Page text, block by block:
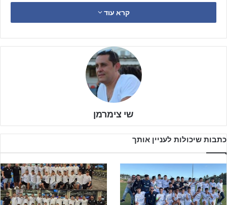
המדינה עונת 24-25.
לפרטים נוספים והרשמה – לחצו!!!
רמה"ש תתרכז בליגה, הפועל ב"ש חולמת גביע
שלושה ימים לאחר שהשתיים סיימו את משחקן בתיקו 1:1 במסגרת
גמר גביע המדינה.
אחרי קצת פחות מעשרים דקות של משחק יציאה נהדרת שלנועם
קרא עוד
שי צימרמן
כתבות שיכולות לעניין אותך